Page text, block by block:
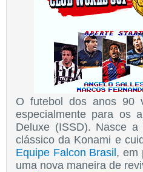
O futebol dos anos 90
especialmente para os
Deluxe (ISSD). Nasce
clássico da Konami e
Equipe Falcon Brasil , em
uma nova maneira de